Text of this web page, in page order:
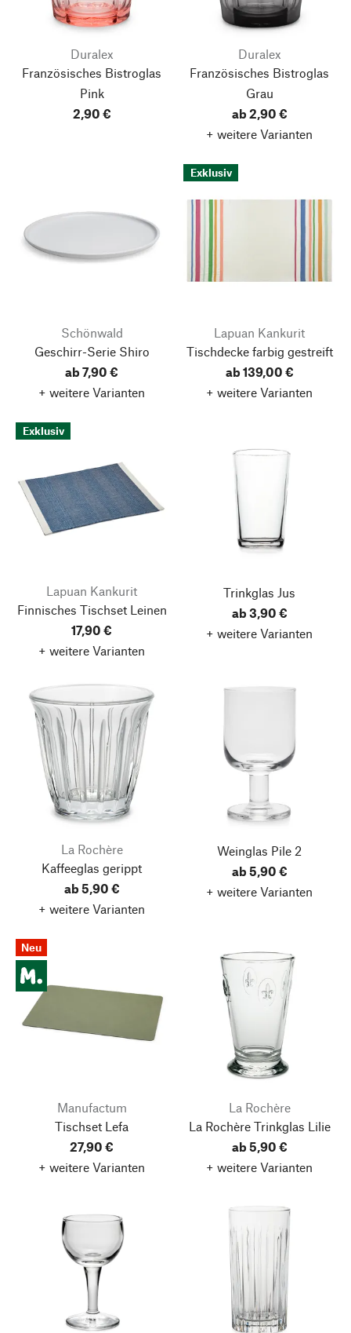
Duralex
Französisches Bistroglas
Pink
2,90 €
Duralex
Französisches Bistroglas
Grau
ab 2,90 €
+ weitere Varianten
Schönwald
Geschirr-Serie Shiro
ab 7,90 €
+ weitere Varianten
Exklusiv
Lapuan Kankurit
Tischdecke farbig gestreift
ab 139,00 €
+ weitere Varianten
Exklusiv
Lapuan Kankurit
Finnisches Tischset Leinen
17,90 €
+ weitere Varianten
Trinkglas Jus
ab 3,90 €
+ weitere Varianten
La Rochère
Kaffeeglas gerippt
ab 5,90 €
+ weitere Varianten
Weinglas Pile 2
ab 5,90 €
+ weitere Varianten
Neu
Manufactum
Tischset Lefa
27,90 €
+ weitere Varianten
La Rochère
La Rochère Trinkglas Lilie
ab 5,90 €
+ weitere Varianten